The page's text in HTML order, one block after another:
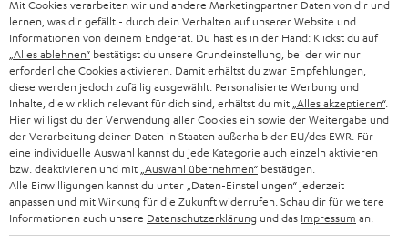
n
m
e
l
d
u
n
g
Kategorien
HEIMKINO
HEIMKINO-KOMPLETTANLAGEN
SOUNDBAR
HIFI-LAUTSPRECHER
SMART HOME
Unternehmen
SUPPORT
KARRIERE
PRESSE & MARKETING
GESCHÄFTSKUNDEN
Teufel Onlineshops
DEUTSCHLAND
ÖSTERREICH
Mit Cookies verarbeiten wir und andere Marketingpartner Daten von dir und
lernen, was dir gefällt - durch dein Verhalten auf unserer Website und
Informationen von deinem Endgerät. Du hast es in der Hand: Klickst du auf
„Alles ablehnen“ bestätigst du unsere Grundeinstellung, bei der wir nur
erforderliche Cookies aktivieren. Damit erhältst du zwar Empfehlungen,
diese werden jedoch zufällig ausgewählt. Personalisierte Werbung und
Inhalte, die wirklich relevant für dich sind, erhältst du mit „Alles akzeptieren“.
Hier willigst du der Verwendung aller Cookies ein sowie der Weitergabe und
der Verarbeitung deiner Daten in Staaten außerhalb der EU/des EWR. Für
eine individuelle Auswahl kannst du jede Kategorie auch einzeln aktivieren
bzw. deaktivieren und mit „Auswahl übernehmen“ bestätigen.
Alle Einwilligungen kannst du unter „Daten-Einstellungen“ jederzeit
anpassen und mit Wirkung für die Zukunft widerrufen. Schau dir für weitere
Informationen auch unsere Datenschutzerklärung und das Impressum an.